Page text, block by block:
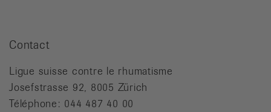
Contact
Ligue suisse contre le rhumatisme
Josefstrasse 92, 8005 Zürich
Téléphone: 044 487 40 00